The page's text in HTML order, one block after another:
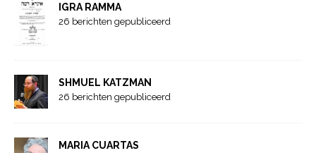
IGRA RAMMA
26 berichten gepubliceerd
SHMUEL KATZMAN
26 berichten gepubliceerd
MARIA CUARTAS